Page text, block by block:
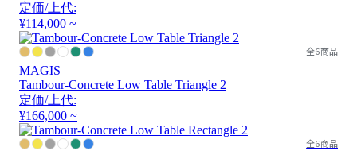
定価/上代:
¥114,000 ~
全6商品
MAGIS
Tambour-Concrete Low Table Triangle 2
定価/上代:
¥166,000 ~
全6商品